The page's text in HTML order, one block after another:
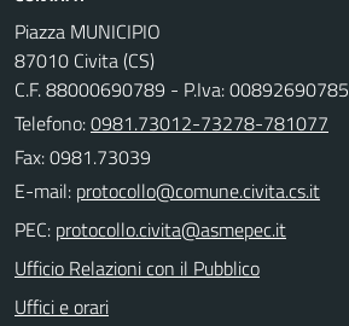
Piazza MUNICIPIO
87010 Civita (CS)
C.F. 88000690789 - P.Iva: 00892690785
Telefono:0981.73012-73278-781077
Fax: 0981.73039
E-mail:
PEC:
Ufficio Relazioni con il Pubblico
Uffici e orari